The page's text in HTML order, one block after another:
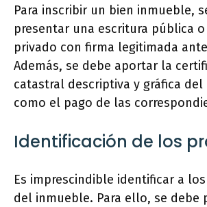
Para inscribir un bien inmueble,
presentar una escritura pública
privado con firma legitimada
Además, se debe aportar la
catastral descriptiva y gráfica
como el pago de las
Identificación de los
Es imprescindible identificar a
del inmueble. Para ello, se debe